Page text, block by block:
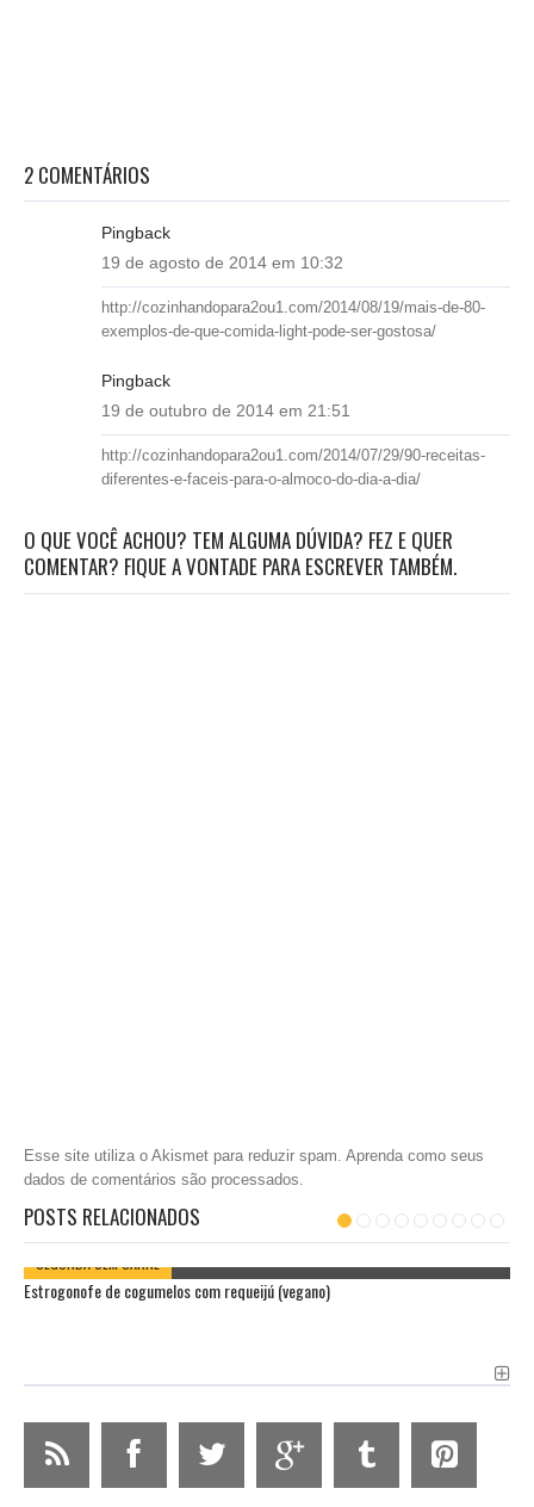
2 COMENTÁRIOS
Pingback
19 de agosto de 2014 em 10:32
http://cozinhandopara2ou1.com/2014/08/19/mais-de-80-
exemplos-de-que-comida-light-pode-ser-gostosa/
Pingback
19 de outubro de 2014 em 21:51
http://cozinhandopara2ou1.com/2014/07/29/90-receitas-
diferentes-e-faceis-para-o-almoco-do-dia-a-dia/
O QUE VOCÊ ACHOU? TEM ALGUMA DÚVIDA? FEZ E QUER
COMENTAR? FIQUE A VONTADE PARA ESCREVER TAMBÉM.
Esse site utiliza o Akismet para reduzir spam. Aprenda como seus
dados de comentários são processados
POSTS RELACIONADOS
SEGUNDA SEM CARNE
Estrogonofe de cogumelos com requeijú (vegano)